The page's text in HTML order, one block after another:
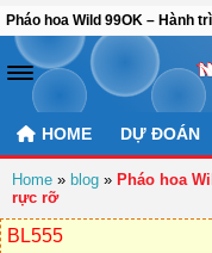
Pháo hoa Wild 99OK – Hành
HOME DỰ ĐOÁN
Home » blog » Pháo hoa
rực rỡ
BL555